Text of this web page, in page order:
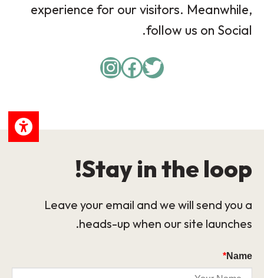
experience for our visitors. Meanwhile,
follow us on Social.
Twitter
Facebook
Instagram
Stay in the loop!
Leave your email and we will send you a
heads-up when our site launches.
Name
*